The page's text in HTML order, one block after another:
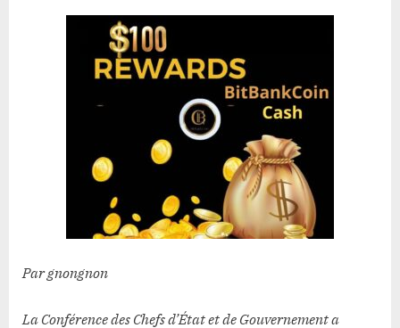
Par gnongnon
La Conférence des Chefs d’État et de Gouvernement a